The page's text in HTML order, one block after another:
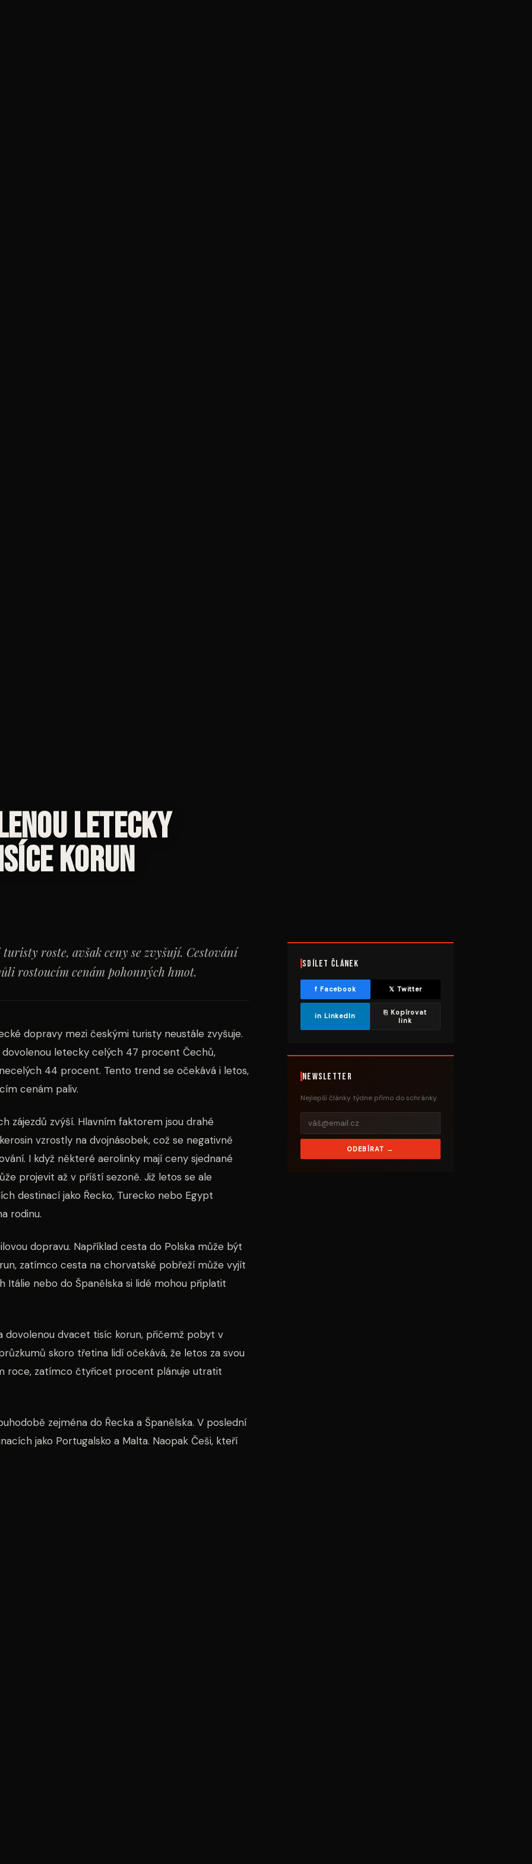
letecky
korun
roste, avšak ceny se zvyšují. Cestování
rostoucím cenám pohonných hmot.
dopravy mezi českými turisty neustále zvyšuje.
letecky celých 47 procent Čechů,
44 procent. Tento trend se očekává i letos,
cenám paliv.
zájezdů zvýší. Hlavním faktorem jsou drahé
vzrostly na dvojnásobek, což se negativně
I když některé aerolinky mají ceny sjednané
projevit až v příští sezoně. Již letos se ale
destinací jako Řecko, Turecko nebo Egypt
rodinu.
dopravu. Například cesta do Polska může být
zatímco cesta na chorvatské pobřeží může vyjít
Itálie nebo do Španělska si lidé mohou připlatit
dovolenou dvacet tisíc korun, přičemž pobyt v
skoro třetina lidí očekává, že letos za svou
roce, zatímco čtyřicet procent plánuje utratit
zejména do Řecka a Španělska. V poslední
jako Portugalsko a Malta. Naopak Češi, kteří
Sdílet článek
f Facebook 𝕏 Twitter
in LinkedIn
⎘ Kopírovat
link
Newsletter
Nejlepší články týdne přímo do schránky.
ODEBÍRAT →